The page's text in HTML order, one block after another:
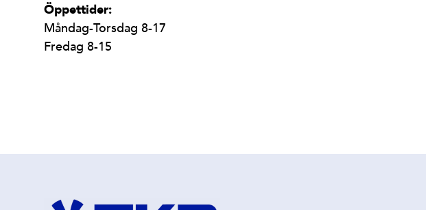
Öppettider:
Måndag-Torsdag 8-17
Fredag 8-15